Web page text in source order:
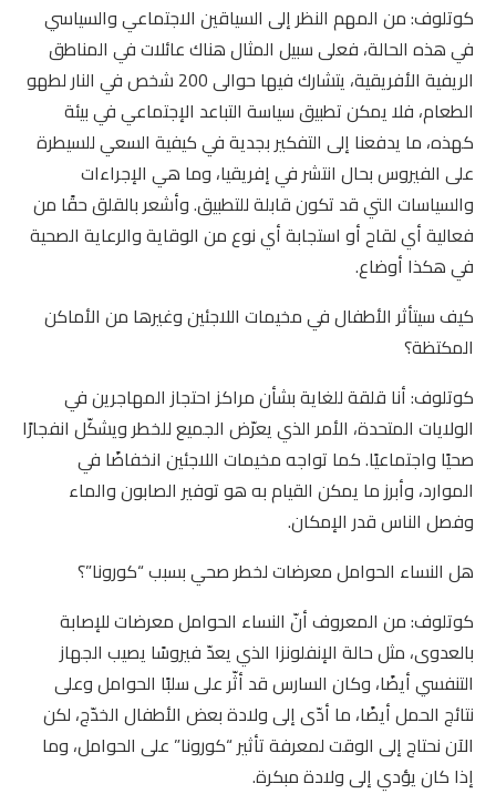
كوتلوف: من المهم النظر إلى السياقين الاجتماعي والسياسي
في هذه الحالة، فعلى سبيل المثال هناك عائلات في المناطق
الريفية الأفريقية، يتشارك فيها حوالى 200 شخص في النار لطهو
الطعام، فلا يمكن تطبيق سياسة التباعد الإجتماعي في بيئة
كهذه، ما يدفعنا إلى التفكير بجدية في كيفية السعي للسيطرة
على الفيروس بحال انتشر في إفريقيا، وما هي الإجراءات
والسياسات التي قد تكون قابلة للتطبيق. وأشعر بالقلق حقًا من
فعالية أي لقاح أو استجابة أي نوع من الوقاية والرعاية الصحية
في هكذا أوضاع.
كيف سيتأثر الأطفال في مخيمات اللاجئين وغيرها من الأماكن
المكتظة؟
كوتلوف: أنا قلقة للغاية بشأن مراكز احتجاز المهاجرين في
الولايات المتحدة، الأمر الذي يعرّض الجميع للخطر ويشكّل انفجارًا
صحيًا واجتماعيًا. كما تواجه مخيمات اللاجئين انخفاضًا في
الموارد، وأبرز ما يمكن القيام به هو توفير الصابون والماء
وفصل الناس قدر الإمكان.
هل النساء الحوامل معرضات لخطر صحي بسبب “كورونا”؟
كوتلوف: من المعروف أنّ النساء الحوامل معرضات للإصابة
بالعدوى، مثل حالة الإنفلونزا الذي يعدّ فيروسًا يصيب الجهاز
التنفسي أيضًا، وكان السارس قد أثّر على سلبًا الحوامل وعلى
نتائج الحمل أيضًا، ما أدّى إلى ولادة بعض الأطفال الخدّج، لكن
الآن نحتاج إلى الوقت لمعرفة تأثير “كورونا” على الحوامل، وما
إذا كان يؤدي إلى ولادة مبكرة.